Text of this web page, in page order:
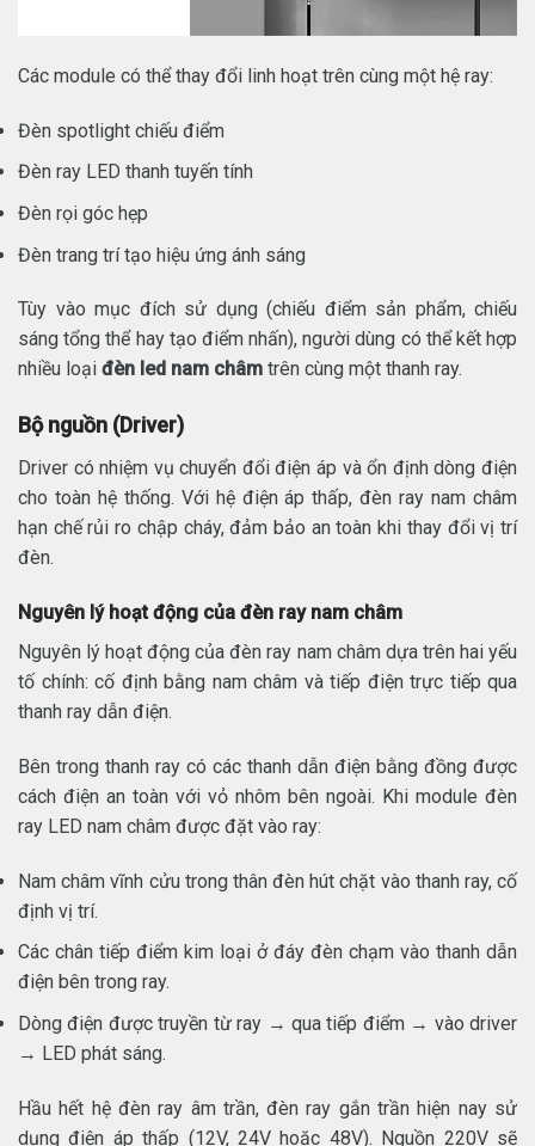
Các module có thể thay đổi linh hoạt trên cùng một hệ ray:
Đèn spotlight chiếu điểm
Đèn ray LED thanh tuyến tính
Đèn rọi góc hẹp
Đèn trang trí tạo hiệu ứng ánh sáng
Tùy vào mục đích sử dụng (chiếu điểm sản phẩm, chiếu
sáng tổng thể hay tạo điểm nhấn), người dùng có thể kết hợp
nhiều loại đèn led nam châm trên cùng một thanh ray.
Bộ nguồn (Driver)
Driver có nhiệm vụ chuyển đổi điện áp và ổn định dòng điện
cho toàn hệ thống. Với hệ điện áp thấp, đèn ray nam châm
hạn chế rủi ro chập cháy, đảm bảo an toàn khi thay đổi vị trí
đèn.
Nguyên lý hoạt động của đèn ray nam châm
Nguyên lý hoạt động của đèn ray nam châm dựa trên hai yếu
tố chính: cố định bằng nam châm và tiếp điện trực tiếp qua
thanh ray dẫn điện.
Bên trong thanh ray có các thanh dẫn điện bằng đồng được
cách điện an toàn với vỏ nhôm bên ngoài. Khi module đèn
ray LED nam châm được đặt vào ray:
Nam châm vĩnh cửu trong thân đèn hút chặt vào thanh ray, cố
định vị trí.
Các chân tiếp điểm kim loại ở đáy đèn chạm vào thanh dẫn
điện bên trong ray.
Dòng điện được truyền từ ray → qua tiếp điểm → vào driver
→ LED phát sáng.
Hầu hết hệ đèn ray âm trần, đèn ray gắn trần hiện nay sử
dụng điện áp thấp (12V, 24V hoặc 48V). Nguồn 220V sẽ